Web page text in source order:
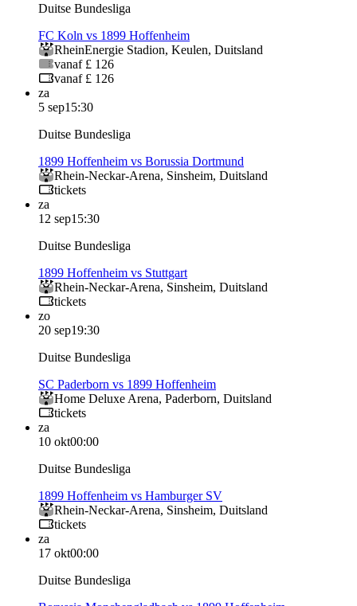
Duitse Bundesliga
FC Koln vs 1899 Hoffenheim
RheinEnergie Stadion, Keulen, Duitsland
vanaf £ 126
vanaf £ 126
za
5 sep15:30
Duitse Bundesliga
1899 Hoffenheim vs Borussia Dortmund
Rhein-Neckar-Arena, Sinsheim, Duitsland
tickets
za
12 sep15:30
Duitse Bundesliga
1899 Hoffenheim vs Stuttgart
Rhein-Neckar-Arena, Sinsheim, Duitsland
tickets
zo
20 sep19:30
Duitse Bundesliga
SC Paderborn vs 1899 Hoffenheim
Home Deluxe Arena, Paderborn, Duitsland
tickets
za
10 okt00:00
Duitse Bundesliga
1899 Hoffenheim vs Hamburger SV
Rhein-Neckar-Arena, Sinsheim, Duitsland
tickets
za
17 okt00:00
Duitse Bundesliga